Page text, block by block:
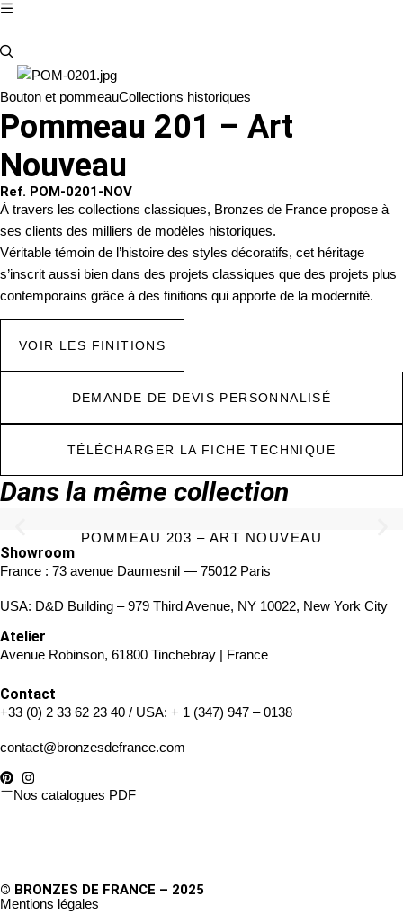
Bouton et pommeauCollections historiques
Pommeau 201 – Art
Nouveau
Ref. POM-0201-NOV
À travers les collections classiques, Bronzes de France propose à
ses clients des milliers de modèles historiques.
Véritable témoin de l’histoire des styles décoratifs, cet héritage
s’inscrit aussi bien dans des projets classiques que des projets plus
contemporains grâce à des finitions qui apporte de la modernité.
VOIR LES FINITIONS
DEMANDE DE DEVIS PERSONNALISÉ
TÉLÉCHARGER LA FICHE TECHNIQUE
Dans la même collection
POMMEAU 203 – ART NOUVEAU
Showroom
France : 73 avenue Daumesnil — 75012 Paris
USA: D&D Building – 979 Third Avenue, NY 10022, New York City
Atelier
Avenue Robinson, 61800 Tinchebray | France
Contact
+33 (0) 2 33 62 23 40 / USA: + 1 (347) 947 – 0138
contact@bronzesdefrance.com
Nos catalogues PDF
© BRONZES DE FRANCE – 2025
Mentions légales